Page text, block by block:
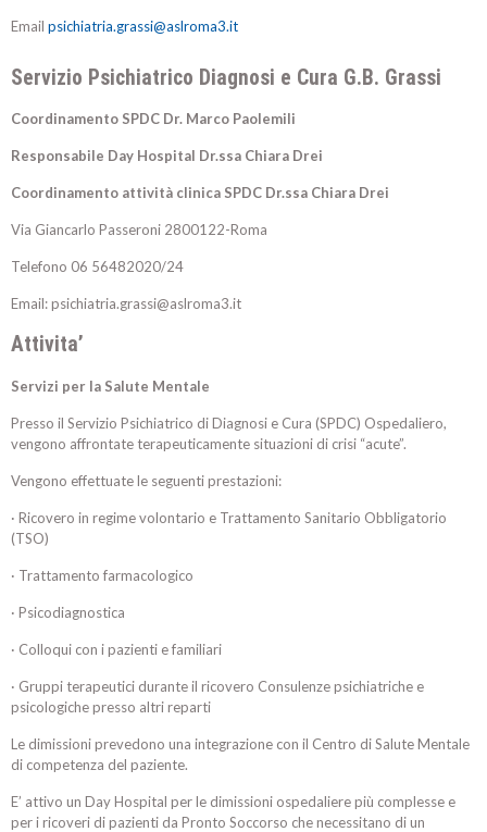
Email psichiatria.grassi@aslroma3.it
Servizio Psichiatrico Diagnosi e Cura G.B. Grassi
Coordinamento SPDC Dr. Marco Paolemili
Responsabile Day Hospital Dr.ssa Chiara Drei
Coordinamento attività clinica SPDC Dr.ssa Chiara Drei
Via Giancarlo Passeroni 2800122-Roma
Telefono 06 56482020/24
Email: psichiatria.grassi@aslroma3.it
Attivita’
Servizi per la Salute Mentale
Presso il Servizio Psichiatrico di Diagnosi e Cura (SPDC) Ospedaliero,
vengono affrontate terapeuticamente situazioni di crisi “acute”.
Vengono effettuate le seguenti prestazioni:
· Ricovero in regime volontario e Trattamento Sanitario Obbligatorio
(TSO)
· Trattamento farmacologico
· Psicodiagnostica
· Colloqui con i pazienti e familiari
· Gruppi terapeutici durante il ricovero Consulenze psichiatriche e
psicologiche presso altri reparti
Le dimissioni prevedono una integrazione con il Centro di Salute Mentale
di competenza del paziente.
E’ attivo un Day Hospital per le dimissioni ospedaliere più complesse e
per i ricoveri di pazienti da Pronto Soccorso che necessitano di un